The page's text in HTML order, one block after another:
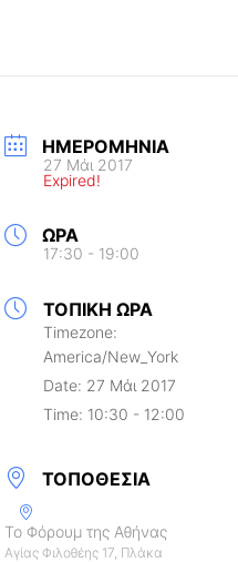
ΗΜΕΡΟΜΗΝΊΑ
27 Μάι 2017
Expired!
ΏΡΑ
17:30 - 19:00
ΤΟΠΙΚΉ ΏΡΑ
Timezone:
America/New_York
Date: 27 Μάι 2017
Time: 10:30 - 12:00
ΤΟΠΟΘΕΣΊΑ
Το Φόρουμ της Αθήνας
Αγίας Φιλοθέης 17, Πλάκα